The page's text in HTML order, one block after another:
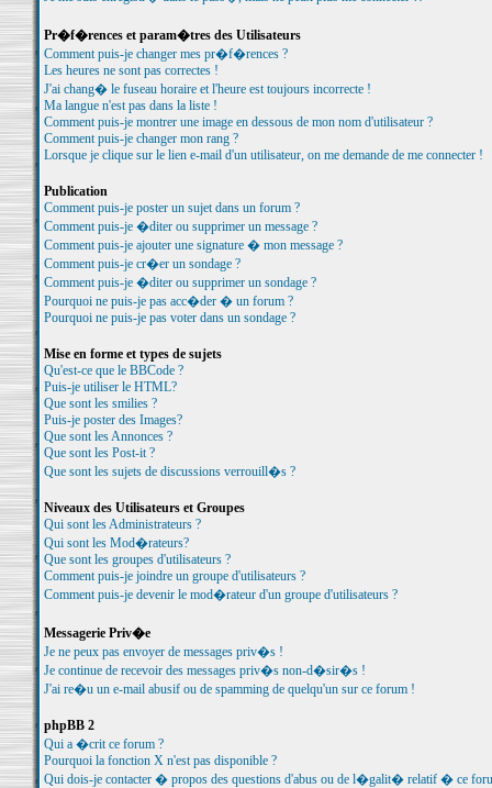
Pr�f�rences et param�tres des Utilisateurs
Comment puis-je changer mes pr�f�rences ?
Les heures ne sont pas correctes !
J'ai chang� le fuseau horaire et l'heure est toujours incorrecte !
Ma langue n'est pas dans la liste !
Comment puis-je montrer une image en dessous de mon nom d'utilisateur ?
Comment puis-je changer mon rang ?
Lorsque je clique sur le lien e-mail d'un utilisateur, on me demande de me connecter !
Publication
Comment puis-je poster un sujet dans un forum ?
Comment puis-je �diter ou supprimer un message ?
Comment puis-je ajouter une signature � mon message ?
Comment puis-je cr�er un sondage ?
Comment puis-je �diter ou supprimer un sondage ?
Pourquoi ne puis-je pas acc�der � un forum ?
Pourquoi ne puis-je pas voter dans un sondage ?
Mise en forme et types de sujets
Qu'est-ce que le BBCode ?
Puis-je utiliser le HTML?
Que sont les smilies ?
Puis-je poster des Images?
Que sont les Annonces ?
Que sont les Post-it ?
Que sont les sujets de discussions verrouill�s ?
Niveaux des Utilisateurs et Groupes
Qui sont les Administrateurs ?
Qui sont les Mod�rateurs?
Que sont les groupes d'utilisateurs ?
Comment puis-je joindre un groupe d'utilisateurs ?
Comment puis-je devenir le mod�rateur d'un groupe d'utilisateurs ?
Messagerie Priv�e
Je ne peux pas envoyer de messages priv�s !
Je continue de recevoir des messages priv�s non-d�sir�s !
J'ai re�u un e-mail abusif ou de spamming de quelqu'un sur ce forum !
phpBB 2
Qui a �crit ce forum ?
Pourquoi la fonction X n'est pas disponible ?
Qui dois-je contacter � propos des questions d'abus ou de l�galit� relatif � ce